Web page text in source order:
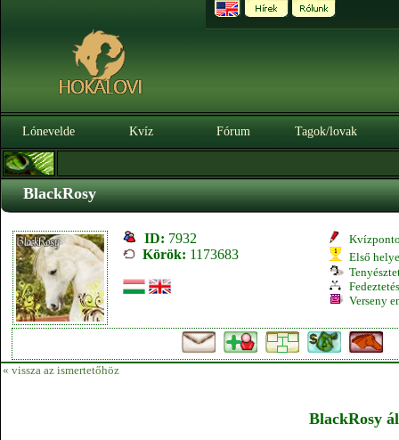
Lónevelde Kvíz Fórum Tagok/lovak
BlackRosy
ID: 7932
Körök: 1173683
Első
Verseny
« vissza az ismertetőhöz
BlackRosy